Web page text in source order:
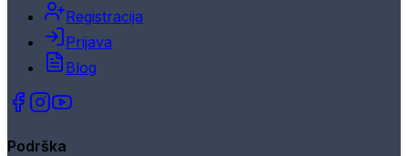
Registracija
Prijava
Blog
Podrška